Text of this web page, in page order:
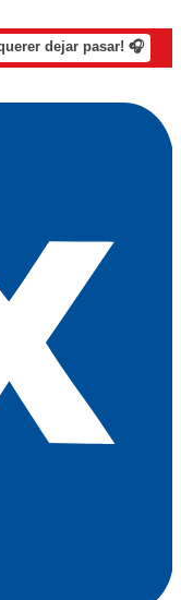
dejar pasar! 🎧